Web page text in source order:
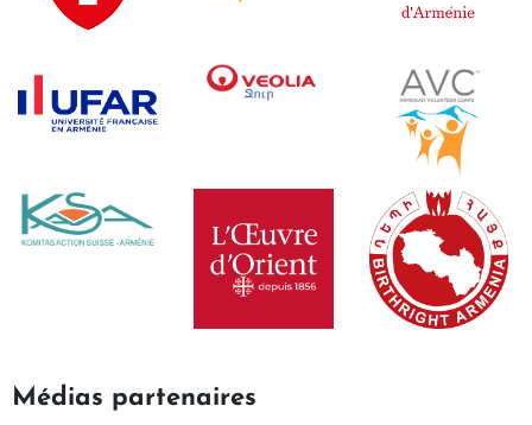
Médias partenaires